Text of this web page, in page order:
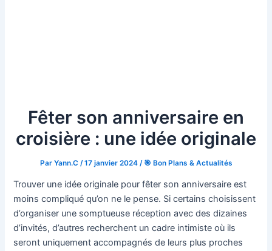
Fêter son anniversaire en
croisière : une idée originale
Par Yann.C /17 janvier 2024 / 🎯 Bon Plans & Actualités
Trouver une idée originale pour fêter son anniversaire est
moins compliqué qu’on ne le pense. Si certains choisissent
d’organiser une somptueuse réception avec des dizaines
d’invités, d’autres recherchent un cadre intimiste où ils
seront uniquement accompagnés de leurs plus proches